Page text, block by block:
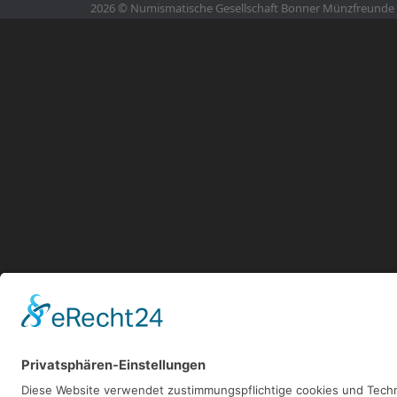
2026 © Numismatische Gesellschaft Bonner Münzfreunde